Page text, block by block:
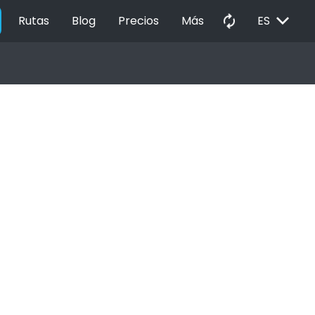
Rutas Blog Precios Más autorenew ES EXPAND_MORE